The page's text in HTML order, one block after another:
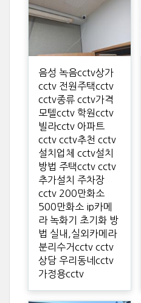
음성 녹음cctv상가
cctv 전원주택cctv
cctv종류 cctv가격
모텔cctv 학원cctv
빌라cctv 아파트
cctv cctv추천 cctv
설치업체 cctv설치
방법 주택cctv cctv
추가설치 주차장
cctv 200만화소
500만화소 ip카메
라 녹화기 초기화 방
법 실내,실외카메라
분리수거cctv cctv
상담 우리동네cctv
가정용cctv